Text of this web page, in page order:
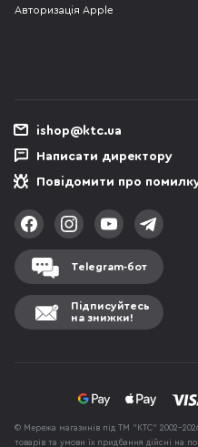
Авторизація Apple
ishop@ktc.ua
Написати директору
Повідомити про
Telegram-бот
Підписуйтесь
на знижки!
© Мережа магазинів під ТМ "КТС" 2002-
товарів та умови їх придбання дійсні на